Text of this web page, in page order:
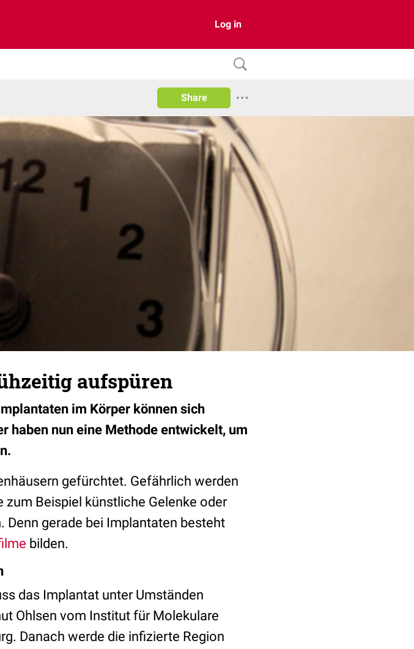
Log in
Share
aufspüren
im Körper können sich
haben nun eine Methode entwickelt, um
gefürchtet. Gefährlich werden
Beispiel künstliche Gelenke oder
gerade bei Implantaten besteht
bilden.
das Implantat unter Umständen
Ohlsen vom Institut für Molekulare
Danach werde die infizierte Region